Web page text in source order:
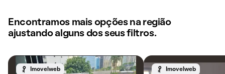
Encontramos mais opções na região
ajustando alguns dos seus filtros.
Imovelweb Imovelweb